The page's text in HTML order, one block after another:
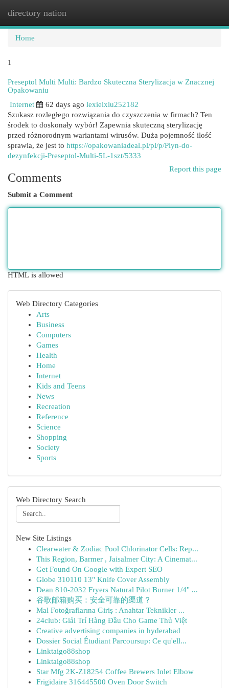
directory nation
Home
1
Preseptol Multi Multi: Bardzo Skuteczna Sterylizacja w Znacznej
Opakowaniu
Internet
62 days ago lexielxlu252182
Szukasz rozległego rozwiązania do czyszczenia w firmach? Ten
środek to doskonały wybór! Zapewnia skuteczną sterylizację
przed różnorodnym wariantami wirusów. Duża pojemność ilość
sprawia, że jest to https://opakowaniadeal.pl/pl/p/Plyn-do-
dezynfekcji-Preseptol-Multi-5L-1szt/5333
Report this page
Comments
Submit a Comment
HTML is allowed
Web Directory Categories
Arts
Business
Computers
Games
Health
Home
Internet
Kids and Teens
News
Recreation
Reference
Science
Shopping
Society
Sports
Web Directory Search
New Site Listings
Clearwater & Zodiac Pool Chlorinator Cells: Rep...
This Region, Barmer , Jaisalmer City: A Cinemat...
Get Found On Google with Expert SEO
Globe 310110 13" Knife Cover Assembly
Dean 810-2032 Fryers Natural Pilot Burner 1/4" ...
谷歌邮箱购买：安全可靠的渠道？
Mal Fotoğraflarına Giriş : Anahtar Teknikler ...
24club: Giải Trí Hàng Đầu Cho Game Thủ Việt
Creative advertising companies in hyderabad
Dossier Social Étudiant Parcoursup: Ce qu'ell...
Linktaigo88shop
Linktaigo88shop
Star Mfg 2K-Z18254 Coffee Brewers Inlet Elbow
Frigidaire 316445500 Oven Door Switch